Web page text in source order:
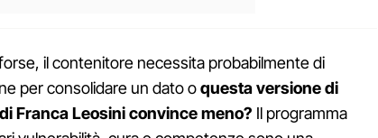
il contenitore necessita probabilmente di
per consolidare un dato oquesta versione di
Franca Leosini convince meno? Il programma